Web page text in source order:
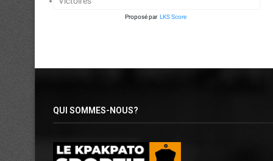
Proposé par LKS Score
QUI SOMMES-NOUS?